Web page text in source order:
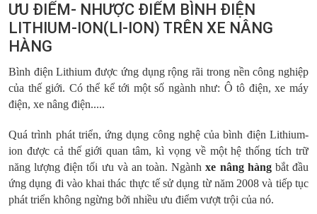
ƯU ĐIỂM- NHƯỢC ĐIỂM BÌNH ĐIỆN
LITHIUM-ION(LI-ION) TRÊN XE NÂNG
HÀNG
Bình điện Lithium được ứng dụng rộng rãi trong nền công nghiệp
của thế giới. Có thể kể tới một số ngành như: Ô tô điện, xe máy
điện, xe nâng điện.....
Quá trình phát triển, ứng dụng công nghệ của bình điện Lithium-
ion được cả thế giới quan tâm, kì vọng về một hệ thống tích trữ
năng lượng điện tối ưu và an toàn. Ngànhxe nâng hàngbắt đầu
ứng dụng đi vào khai thác thực tế sử dụng từ năm 2008 và tiếp tục
phát triển không ngừng bởi nhiều ưu điểm vượt trội của nó.